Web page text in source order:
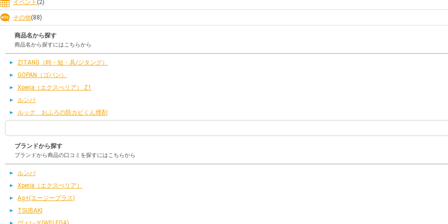
イベント (2)
その他(88)
商品名から探す
商品名から探すにはこちらから
ZITANG（時・短・具/ジタング）
GOPAN（ゴパン）
Xperia（エクスぺリア） Z1
ルンバ
ルック おふろの防カビくん煙剤
ブランドから探す
ブランドから商品の口コミを探すにはこちらから
ルンバ
Xperia（エクスぺリア）
Ag+(エージープラス)
TSUBAKI